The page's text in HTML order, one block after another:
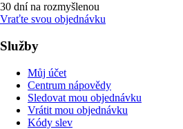
30 dní na rozmyšlenou
Vraťte svou objednávku
Služby
Můj účet
Centrum nápovědy
Sledovat mou objednávku
Vrátit mou objednávku
Kódy slev